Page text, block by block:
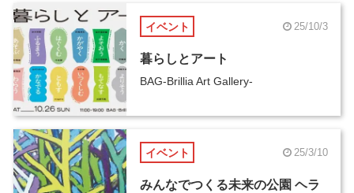
イベント 25/10/3
暮らしとアート
BAG-Brillia Art Gallery-
イベント 25/3/10
みんなでつくる未来の公園 ヘラ